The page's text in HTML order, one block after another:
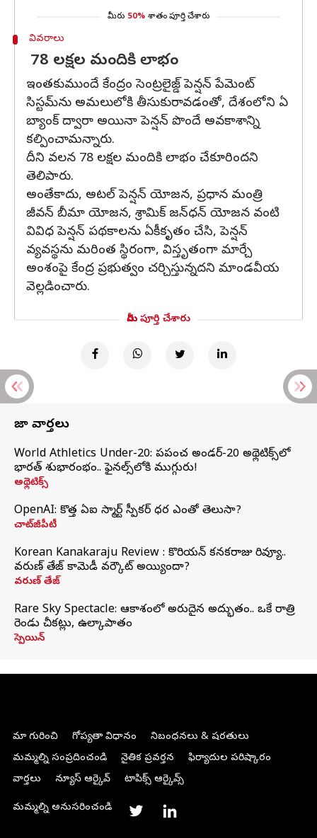
మీరు 50% శాతం పూర్తి చేశారు
వివరాలు
78 లక్షల మందికి లాభం
ఇంతకుముందే కేంద్రం సెంట్రలైజ్డ్ పెన్షన్ పేమెంట్
సిస్టమ్‌ను అమలులోకి తీసుకురావడంతో, దేశంలోని ఏ
బ్యాంక్‌ ద్వారా అయినా పెన్షన్ పొందే అవకాశాన్ని
కల్పించామన్నారు.
దీని వలన 78 లక్షల మందికి లాభం చేకూరిందని
తెలిపారు.
అంతేకాదు, అటల్ పెన్షన్ యోజన, ప్రధాన మంత్రి
జీవన్ బీమా యోజన, శ్రామిక్ జన్‌ధన్ యోజన వంటి
వివిధ పెన్షన్ పథకాలను ఏకీకృతం చేసి, పెన్షన్
వ్యవస్థను మరింత స్థిరంగా, విస్తృతంగా మార్చే
అంశంపై కేంద్ర ప్రభుత్వం చర్చిస్తున్నదని మాండవీయ
వెల్లడించారు.
మీరు పూర్తి చేశారు
తాజా వార్తలు
World Athletics Under-20: ప్రపంచ అండర్-20 అథ్లెటిక్స్‌లో
భారత్‌ శుభారంభం.. ఫైనల్స్‌లోకి ముగ్గురు!
అథ్లెటిక్స్
OpenAI: కొత్త ఏఐ స్మార్ట్ స్పీకర్ ధర ఎంతో తెలుసా?
చాట్‌జీపీటీ
Korean Kanakaraju Review : కొరియన్ కనకరాజు రివ్యూ..
వరుణ్ తేజ్ కామెడీ వర్కౌట్ అయ్యిందా?
వరుణ్ తేజ్
Rare Sky Spectacle: ఆకాశంలో అరుదైన అద్భుతం.. ఒకే రాత్రి
రెండు చీకట్లు, ఉల్కాపాతం
స్పెయిన్
మా గురించి గోప్యతా విధానం
నిబంధనలు & షరతులు
మమ్మల్ని సంప్రదించండి
నైతిక ప్రవర్తన
ఫిర్యాదుల పరిష్కారం
వార్తలు
న్యూస్ ఆర్కైవ్ టాపిక్స్ ఆర్కైవ్స్
మమ్మల్ని అనుసరించండి